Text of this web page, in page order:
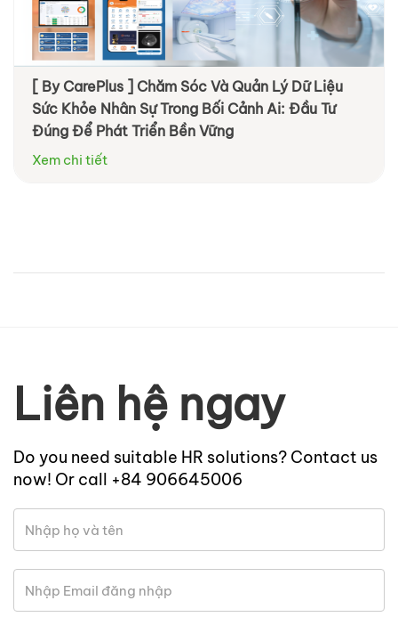
[ By CarePlus ] Chăm Sóc Và Quản Lý Dữ Liệu
Sức Khỏe Nhân Sự Trong Bối Cảnh Ai: Đầu Tư
Đúng Để Phát Triển Bền Vững
Xem chi tiết
[ By Diag ] Trung tâm Y khoa DIAG tham dự
VNHR: Đồng hành cùng doanh nghiệp chăm sóc
sức khỏe nhân viên chủ động và hiệu quả hơn
Xem chi tiết
Liên hệ ngay
Do you need suitable HR solutions? Contact us
now! Or call +84 906645006